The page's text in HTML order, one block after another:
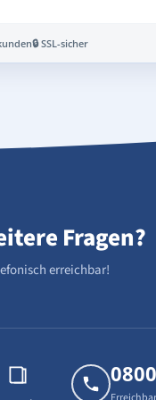
🔒 SSL-sicher
Fragen?
erreichbar!